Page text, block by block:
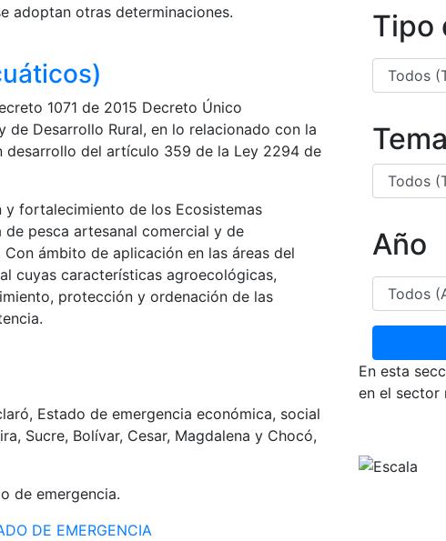
adoptan otras determinaciones.
1071 de 2015 Decreto Único
Desarrollo Rural, en lo relacionado con la
desarrollo del artículo 359 de la Ley 2294 de
fortalecimiento de los Ecosistemas
pesca artesanal comercial y de
ámbito de aplicación en las áreas del
cuyas características agroecológicas,
protección y ordenación de las
Estado de emergencia económica, social
Sucre, Bolívar, Cesar, Magdalena y Chocó,
de emergencia.
DE EMERGENCIA
Tipo
Tema
Año
En esta
en el sector